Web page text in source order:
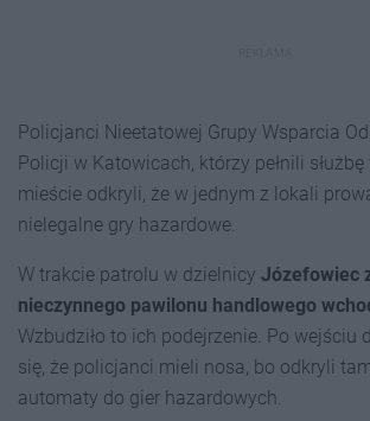
Policjanci Nieetatowej Grupy Wsparcia
Policji w Katowicach, którzy pełnili
mieście odkryli, że w jednym z lokali
nielegalne gry hazardowe.
W trakcie patrolu w dzielnicy Józefowiec
nieczynnego pawilonu handlowego
Wzbudziło to ich podejrzenie. Po wejściu
się, że policjanci mieli nosa, bo odkryli
automaty do gier hazardowych.